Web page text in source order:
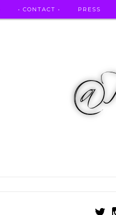
• CONTACT • PRESS